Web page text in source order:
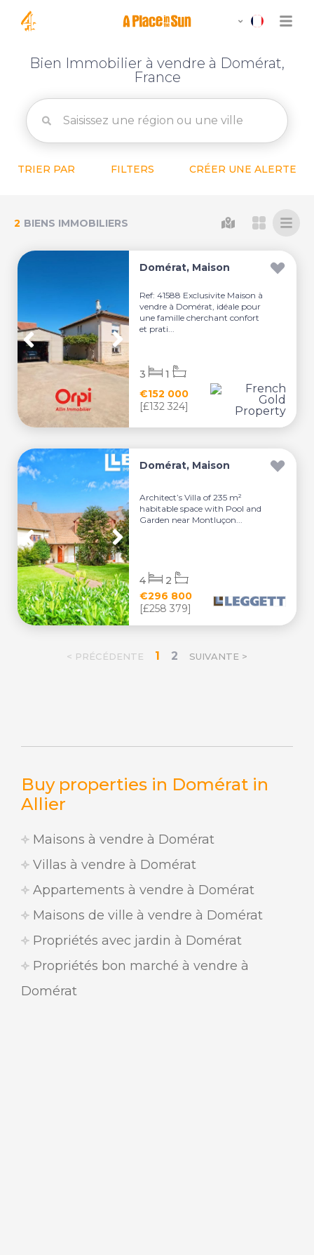
Bien Immobilier à vendre à Domérat,
France
TRIER PAR FILTERS CRÉER UNE ALERTE
Buy properties in Domérat in
Allier
Maisons à vendre à Domérat
Villas à vendre à Domérat
Appartements à vendre à Domérat
Maisons de ville à vendre à Domérat
Propriétés avec jardin à Domérat
Propriétés bon marché à vendre à
Domérat
2 BIENS IMMOBILIERS
Domérat, Maison
Ref: 41588 Exclusivite Maison à
vendre à Domérat, idéale pour
une famille cherchant confort
et prati...
€152 000
[£132 324]
3 1
Domérat, Maison
Architect’s Villa of 235 m²
habitable space with Pool and
Garden near Montluçon...
€296 800
[£258 379]
4 2
< PRÉCÉDENTE 1 2 SUIVANTE >